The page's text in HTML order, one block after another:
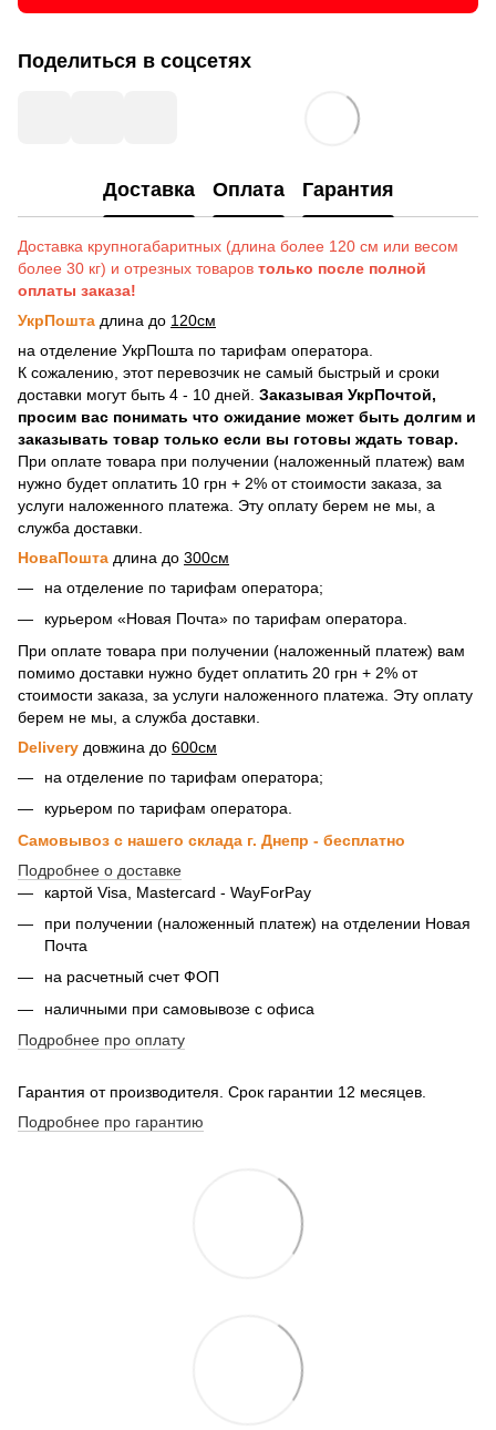
Поделиться в соцсетях
Доставка Оплата Гарантия
Доставка крупногабаритных (длина более 120 см или весом
более 30 кг) и отрезных товаров только после полной
оплаты заказа!
УкрПошта длина до 120см
на отделение УкрПошта по тарифам оператора.
К сожалению, этот перевозчик не самый быстрый и сроки
доставки могут быть 4 - 10 дней. Заказывая УкрПочтой,
просим вас понимать что ожидание может быть долгим и
заказывать товар только если вы готовы ждать товар.
При оплате товара при получении (наложенный платеж) вам
нужно будет оплатить 10 грн + 2% от стоимости заказа, за
услуги наложенного платежа. Эту оплату берем не мы, а
служба доставки.
НоваПошта длина до 300см
на отделение по тарифам оператора;
курьером «Новая Почта» по тарифам оператора.
При оплате товара при получении (наложенный платеж) вам
помимо доставки нужно будет оплатить 20 грн + 2% от
стоимости заказа, за услуги наложенного платежа. Эту оплату
берем не мы, а служба доставки.
Delivery довжина до 600см
на отделение по тарифам оператора;
курьером по тарифам оператора.
Самовывоз с нашего склада г. Днепр - бесплатно
Подробнее о доставке
картой Visa, Mastercard - WayForPay
при получении (наложенный платеж) на отделении Новая
Почта
на расчетный счет ФОП
наличными при самовывозе с офиса
Подробнее про оплату
Гарантия от производителя. Срок гарантии 12 месяцев.
Подробнее про гарантию